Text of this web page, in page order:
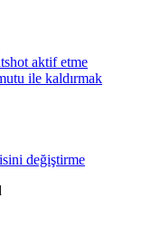
aktif etme
ile kaldırmak
değiştirme